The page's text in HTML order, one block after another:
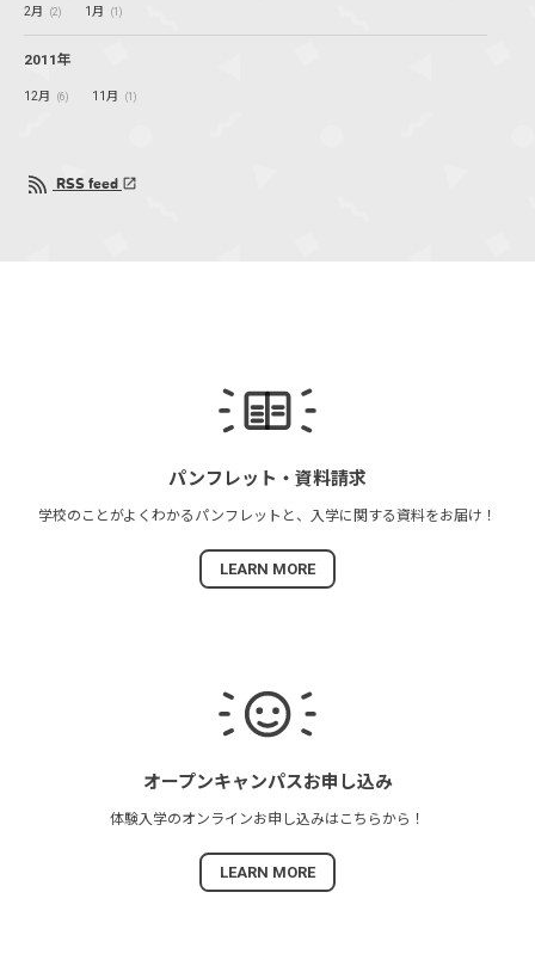
2月 (2) 1月 (1)
2011年
12月 (6) 11月 (1)
RSS feed
パンフレット・ 資料請求
学校のことがよくわかる パンフレットと、 入学に関する資料をお届け！
LEARN MORE
オープンキャンパスお申し込み
体験入学のオンラインお申し込みは こちらから！
LEARN MORE